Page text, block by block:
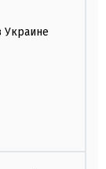
Украине